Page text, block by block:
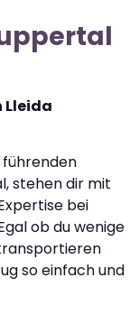
Lleida
führenden
stehen dir mit
bei
ob du wenige
so einfach und